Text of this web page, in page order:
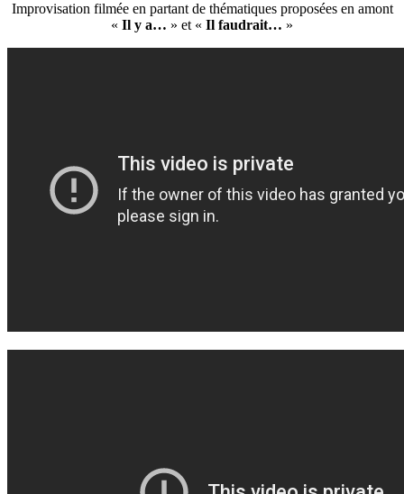
Improvisation filmée en partant de thématiques proposées en amont
« Il y a… » et « Il faudrait… »